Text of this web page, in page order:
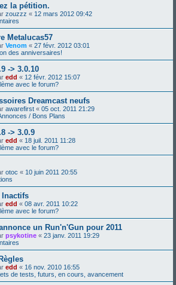
la pétition.
zouzzz « 12 mars 2012 09:42
Metalucas57
Venom « 27 févr. 2012 03:01
des anniversaires!
-> 3.0.10
edd « 12 févr. 2012 15:07
avec le forum?
Dreamcast neufs
awarefirst « 05 oct. 2011 21:29
/ Bons Plans
-> 3.0.9
edd « 18 juil. 2011 11:28
avec le forum?
otoc « 10 juin 2011 20:55
Inactifs
edd « 08 avr. 2011 10:22
avec le forum?
un Run'n'Gun pour 2011
psykotine « 23 janv. 2011 19:29
edd « 16 nov. 2010 16:55
de tests, futurs, en cours, avancement